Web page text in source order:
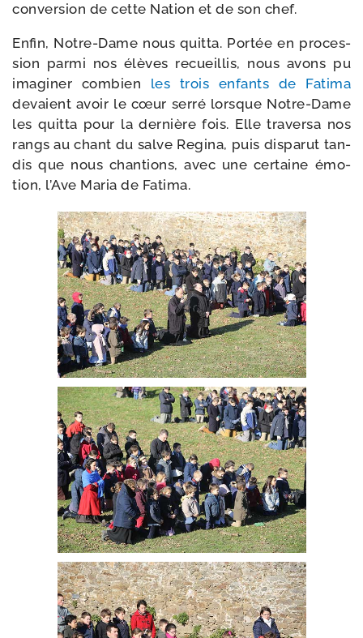
conver­sion de cette Nation et de son chef.
Enfin, Notre-​Dame nous quit­ta. Portée en pro­ces­
sion par­mi nos élèves recueillis, nous avons pu
ima­gi­ner com­bien les trois enfants de Fatima
devaient avoir le cœur ser­ré lorsque Notre-​Dame
les quit­ta pour la der­nière fois. Elle tra­ver­sa nos
rangs au chant du salve Regina, puis dis­pa­rut tan­
dis que nous chan­tions, avec une cer­taine émo­
tion, l’Ave Maria de Fatima.